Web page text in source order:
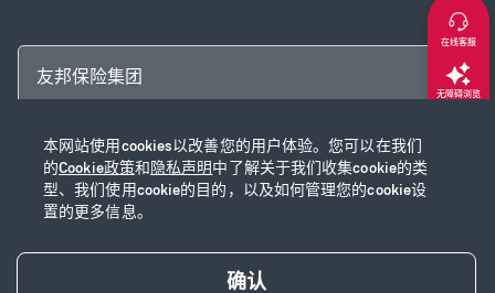
本网站使用cookies以改善您的用户体验。您可以在我们
的Cookie政策和隐私声明中了解关于我们收集cookie的类
型、我们使用cookie的目的，以及如何管理您的cookie设
置的更多信息。
确认
友邦保险集团
Copyright © 2026 友邦保险控股有限公司及其附属公司
网站使用说明|隐私声明|Cookie政策 |沪ICP备2020028590号-1|沪公网安
备31010102003115号
在线客服
无障碍浏览